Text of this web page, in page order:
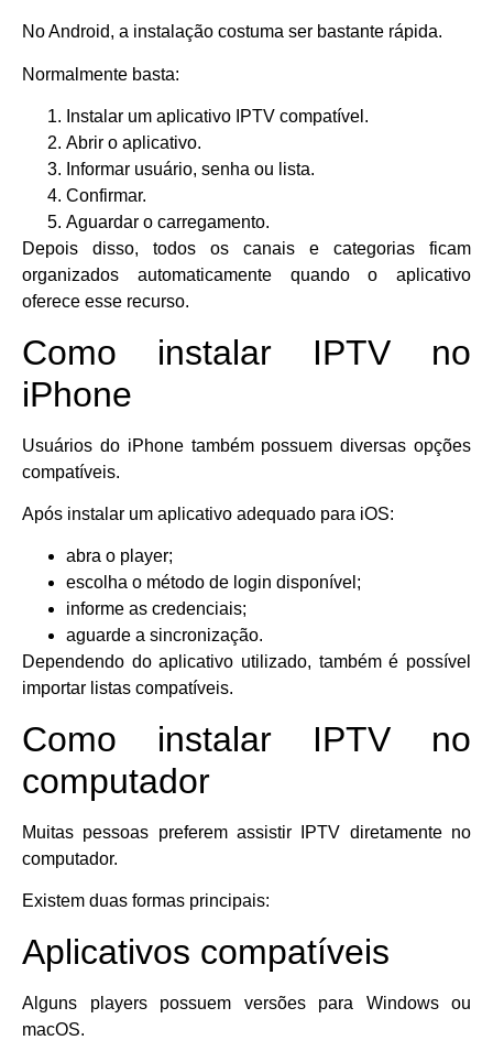
No Android, a instalação costuma ser bastante rápida.
Normalmente basta:
Instalar um aplicativo IPTV compatível.
Abrir o aplicativo.
Informar usuário, senha ou lista.
Confirmar.
Aguardar o carregamento.
Depois disso, todos os canais e categorias ficam
organizados automaticamente quando o aplicativo
oferece esse recurso.
Como instalar IPTV no
iPhone
Usuários do iPhone também possuem diversas opções
compatíveis.
Após instalar um aplicativo adequado para iOS:
abra o player;
escolha o método de login disponível;
informe as credenciais;
aguarde a sincronização.
Dependendo do aplicativo utilizado, também é possível
importar listas compatíveis.
Como instalar IPTV no
computador
Muitas pessoas preferem assistir IPTV diretamente no
computador.
Existem duas formas principais:
Aplicativos compatíveis
Alguns players possuem versões para Windows ou
macOS.